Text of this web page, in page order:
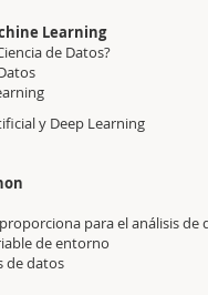
Learning
de Datos?
y Deep Learning
para el análisis de
de entorno
de datos